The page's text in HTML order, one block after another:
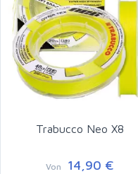
Trabucco Neo X8
Von 14,90 €